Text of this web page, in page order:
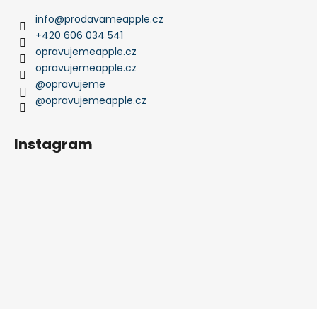
info@prodavameapple.cz
+420 606 034 541
opravujemeapple.cz
opravujemeapple.cz
@opravujeme
@opravujemeapple.cz
Instagram